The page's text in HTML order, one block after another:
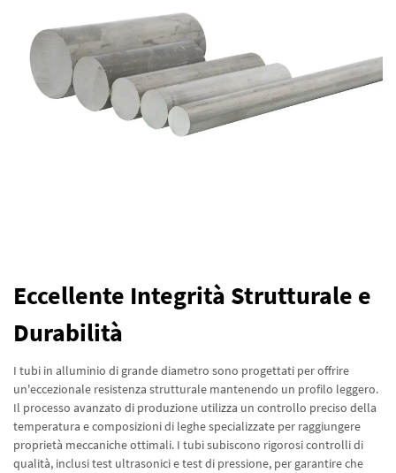
Eccellente Integrità Strutturale e
Durabilità
I tubi in alluminio di grande diametro sono progettati per offrire
un'eccezionale resistenza strutturale mantenendo un profilo leggero.
Il processo avanzato di produzione utilizza un controllo preciso della
temperatura e composizioni di leghe specializzate per raggiungere
proprietà meccaniche ottimali. I tubi subiscono rigorosi controlli di
qualità, inclusi test ultrasonici e test di pressione, per garantire che